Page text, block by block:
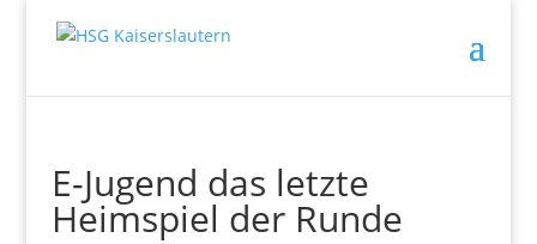
E-Jugend das letzte
Heimspiel der Runde